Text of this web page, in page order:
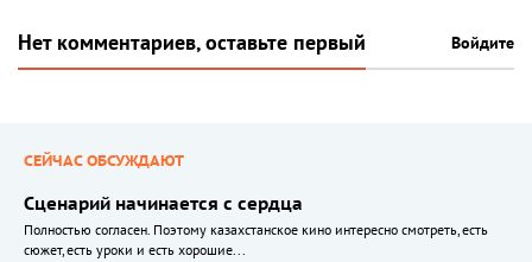
Нет комментариев, оставьте первый Войдите
СЕЙЧАС ОБСУЖДАЮТ
Сценарий начинается с сердца
Полностью согласен. Поэтому казахстанское кино интересно смотреть, есть
сюжет, есть уроки и есть хорошие...